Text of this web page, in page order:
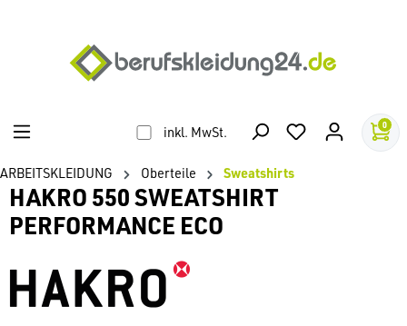
inkl. MwSt. 0
ARBEITSKLEIDUNG Oberteile Sweatshirts
HAKRO 550 SWEATSHIRT
PERFORMANCE ECO